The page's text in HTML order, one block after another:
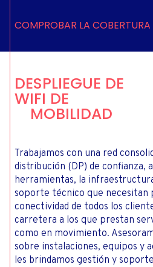
COMPROBAR LA COBERTURA
DESPLIEGUE DE
WIFI DE
MOBILIDAD
Trabajamos con una red
distribución (DP) de confianza,
herramientas, la
soporte técnico que necesitan
conectividad de todos los
carretera a los que prestan
como en movimiento.
sobre instalaciones, equipos y
les brindamos gestión y